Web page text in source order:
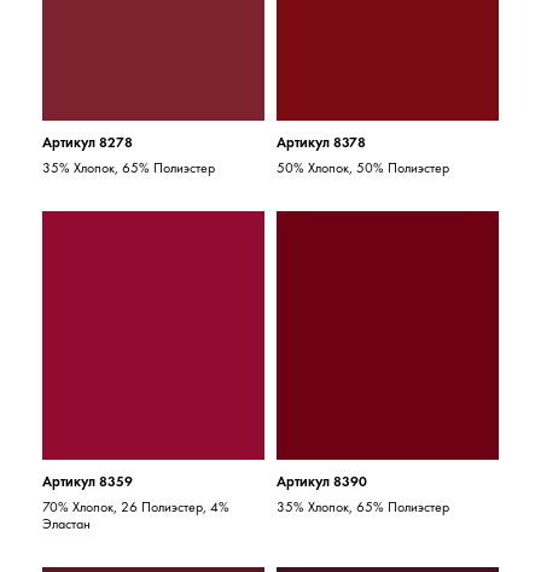
Артикул 8278
35% Хлопок, 65% Полиэстер
Артикул 8378
50% Хлопок, 50% Полиэстер
Артикул 8359
70% Хлопок, 26 Полиэстер, 4%
Эластан
Артикул 8390
35% Хлопок, 65% Полиэстер